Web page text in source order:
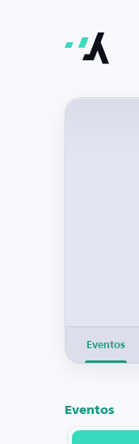
Eventos
Eventos